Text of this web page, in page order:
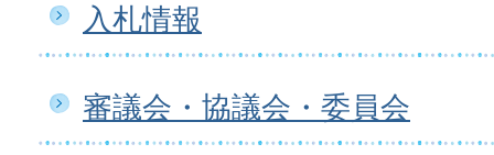
入札情報
審議会・協議会・委員会